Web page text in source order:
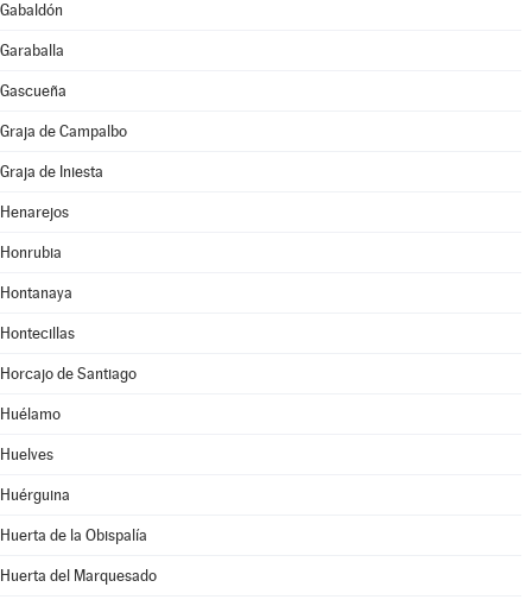
Gabaldón
Garaballa
Gascueña
Graja de Campalbo
Graja de Iniesta
Henarejos
Honrubia
Hontanaya
Hontecillas
Horcajo de Santiago
Huélamo
Huelves
Huérguina
Huerta de la Obispalía
Huerta del Marquesado